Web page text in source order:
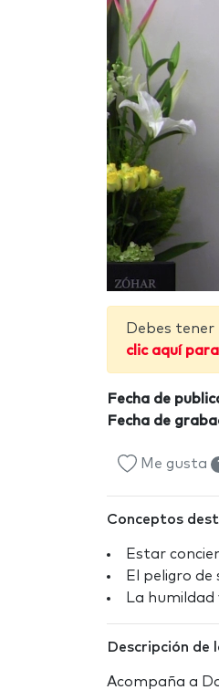
Debes tener
clic aquí
Fecha de
Fecha de
Me gusta 1
Conceptos
Estar
El peligro
La humildad
Descripción de
Acompaña a